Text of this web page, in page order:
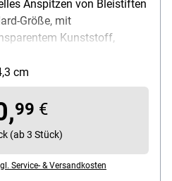
Anspitzen von Bleistiften
Größe, mit
Kunststoff,
schwarz, rot, Maße
pro Pack: 1 Stück
cm
99 €
(ab 3 Stück)
Service- & Versandkosten